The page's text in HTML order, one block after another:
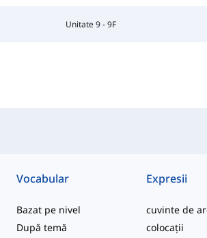
Unitate 9 - 9F
Vocabular
Bazat pe nivel
După temă
Expresii
colocații